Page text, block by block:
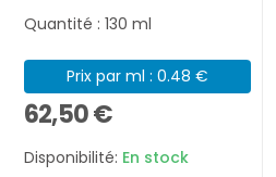
Quantité : 130 ml
Prix par ml : 0.48 €
62,50 €
Disponibilité: En stock